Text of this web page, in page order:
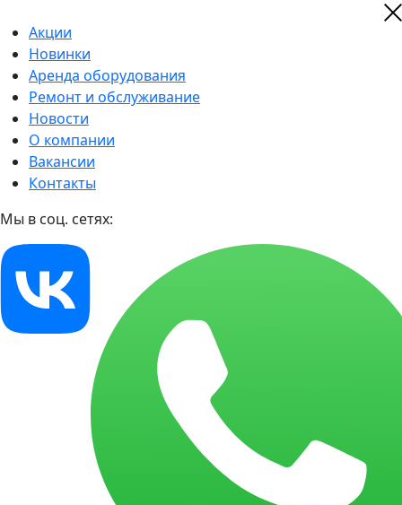
Акции
Новинки
Аренда оборудования
Ремонт и обслуживание
Новости
О компании
Вакансии
Контакты
Мы в соц. сетях: